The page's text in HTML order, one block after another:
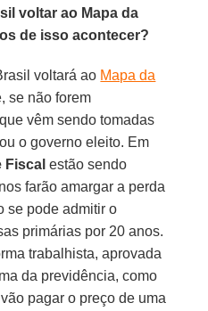
voltar ao Mapa da
de isso acontecer?
voltará ao Mapa da
se não forem
vêm sendo tomadas
o governo eleito. Em
Fiscal estão sendo
farão amargar a perda
se pode admitir o
primárias por 20 anos.
trabalhista, aprovada
da previdência, como
pagar o preço de uma